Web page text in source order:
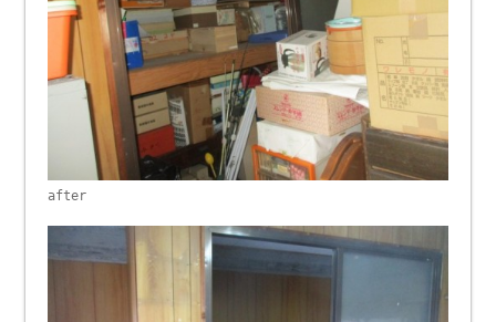
after